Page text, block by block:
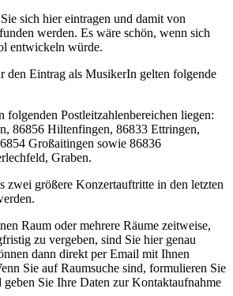
sich hier eintragen und damit von
werden. Es wäre schön, wenn sich
entwickeln würde.
den Eintrag als MusikerIn gelten folgende
folgenden Postleitzahlenbereichen liegen:
86856 Hiltenfingen, 86833 Ettringen,
Großaitingen sowie 86836
Graben.
zwei größere Konzertauftritte in den letzten
Raum oder mehrere Räume zeitweise,
zu vergeben, sind Sie hier genau
dann direkt per Email mit Ihnen
Sie auf Raumsuche sind, formulieren Sie
Sie Ihre Daten zur Kontaktaufnahme